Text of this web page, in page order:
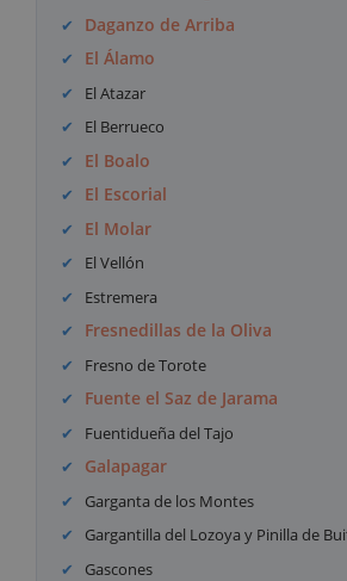
Daganzo de Arriba
El Álamo
El Atazar
El Berrueco
El Boalo
El Escorial
El Molar
El Vellón
Estremera
Fresnedillas de la Oliva
Fresno de Torote
Fuente el Saz de Jarama
Fuentidueña del Tajo
Galapagar
Garganta de los Montes
Gargantilla del Lozoya y Pinilla de
Gascones